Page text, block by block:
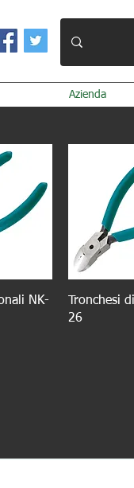
Azienda
NK-
Tronchesi
26